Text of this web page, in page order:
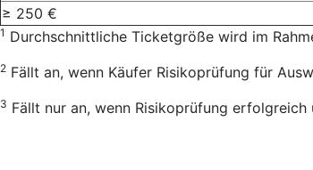
≥ 250 €
1 Durchschnittliche Ticketgröße wird im
2 Fällt an, wenn Käufer Risikoprüfung für
3 Fällt nur an, wenn Risikoprüfung